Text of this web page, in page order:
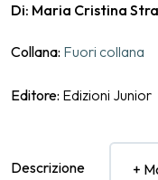
Di: Maria Cristina
Collana: Fuori collana
Editore: Edizioni Junior
Descrizione +